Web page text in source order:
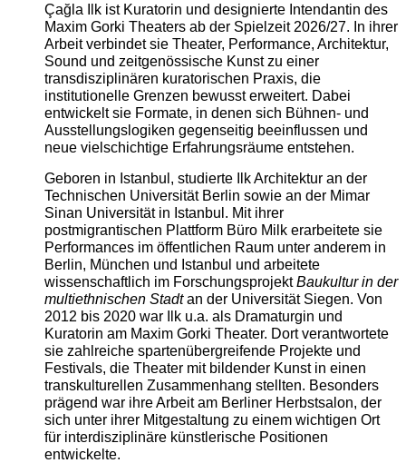
Çağla Ilk ist Kuratorin und designierte Intendantin des
Maxim Gorki Theaters ab der Spielzeit 2026/27. In ihrer
Arbeit verbindet sie Theater, Performance, Architektur,
Sound und zeitgenössische Kunst zu einer
transdisziplinären kuratorischen Praxis, die
institutionelle Grenzen bewusst erweitert. Dabei
entwickelt sie Formate, in denen sich Bühnen- und
Ausstellungslogiken gegenseitig beeinflussen und
neue vielschichtige Erfahrungsräume entstehen.
Geboren in Istanbul, studierte Ilk Architektur an der
Technischen Universität Berlin sowie an der Mimar
Sinan Universität in Istanbul. Mit ihrer
postmigrantischen Plattform Büro Milk erarbeitete sie
Performances im öffentlichen Raum unter anderem in
Berlin, München und Istanbul und arbeitete
wissenschaftlich im ForschungsprojektBaukultur in der
multiethnischen Stadtan der Universität Siegen. Von
2012 bis 2020 war Ilk u.a. als Dramaturgin und
Kuratorin am Maxim Gorki Theater. Dort verantwortete
sie zahlreiche spartenübergreifende Projekte und
Festivals, die Theater mit bildender Kunst in einen
transkulturellen Zusammenhang stellten. Besonders
prägend war ihre Arbeit am Berliner Herbstsalon, der
sich unter ihrer Mitgestaltung zu einem wichtigen Ort
für interdisziplinäre künstlerische Positionen
entwickelte.